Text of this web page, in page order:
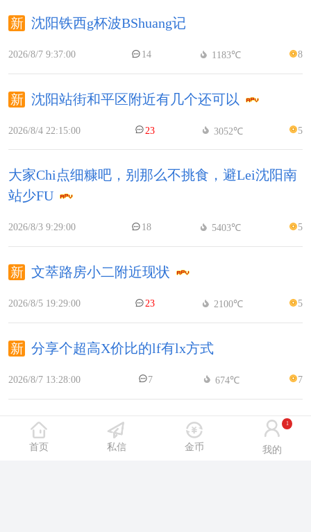
沈阳铁西g杯波BShuang记
2026/8/7 9:37:00 14 1183℃ 8
沈阳站街和平区附近有几个还可以
2026/8/4 22:15:00 23 3052℃ 5
大家Chi点细糠吧，别那么不挑食，避Lei沈阳南
站少FU
2026/8/3 9:29:00 18 5403℃ 5
文萃路房小二附近现状
2026/8/5 19:29:00 23 2100℃ 5
分享个超高X价比的lf有lx方式
2026/8/7 13:28:00 7 674℃ 7
8.2验证lf小青一般般
2026/8/3 9:55:00
首页 私信 金币 我的
1